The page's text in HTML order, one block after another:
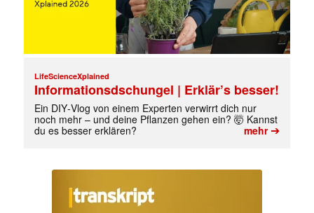
LifeScienceXplained
Informationsdschungel | Erklär’s besser!
Ein DIY‑Vlog von einem Experten verwirrt dich nur
noch mehr – und deine Pflanzen gehen ein? 🤯 Kannst
du es besser erklären?
mehr➔